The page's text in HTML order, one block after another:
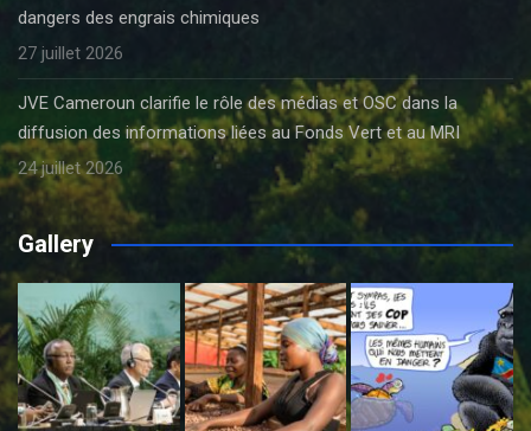
dangers des engrais chimiques
27 juillet 2026
JVE Cameroun clarifie le rôle des médias et OSC dans la
diffusion des informations liées au Fonds Vert et au MRI
24 juillet 2026
Gallery